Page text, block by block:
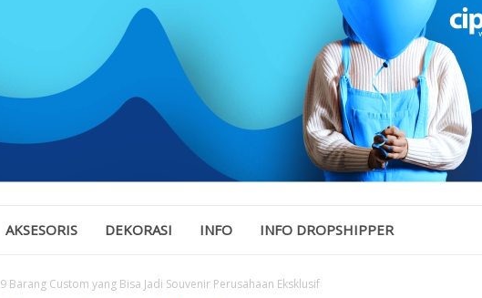
AKSESORIS DEKORASI INFO INFO DROPSHIPPER
9 Barang Custom yang Bisa Jadi Souvenir Perusahaan Eksklusif